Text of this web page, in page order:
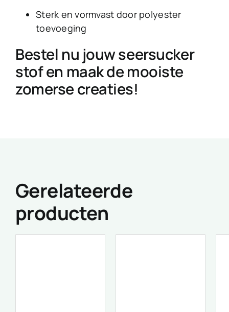
Sterk en vormvast door polyester
toevoeging
Bestel nu jouw seersucker
stof en maak de mooiste
zomerse creaties!
Gerelateerde
producten